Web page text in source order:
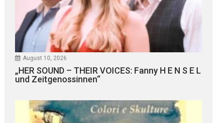
August 10, 2026
„HER SOUND – THEIR VOICES: Fanny H E N S E L
und Zeitgenossinnen“